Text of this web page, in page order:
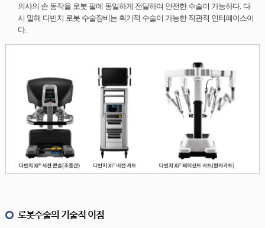
의사의 손 동작을 로봇 팔에 동일하게 전달하여 안전한 수술이 가능하다. 다
시 말해 다빈치 로봇 수술장비는 획기적 수술이 가능한 직관적 인터페이스이
다.
로봇수술의 기술적 이점